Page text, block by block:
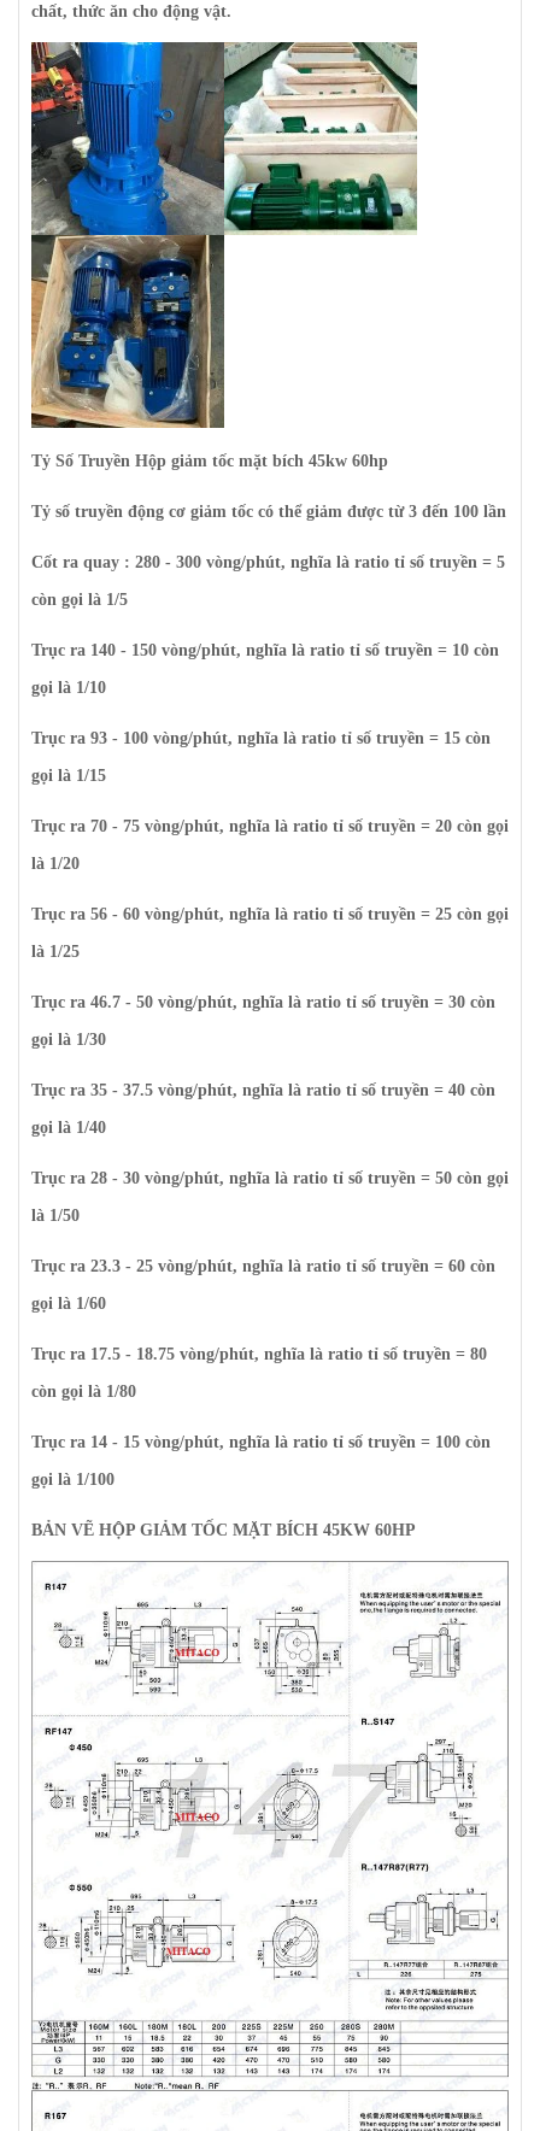
chất, thức ăn cho động vật.
Tỷ Số Truyền Hộp giảm tốc mặt bích 45kw 60hp
Tỷ số truyền động cơ giảm tốc có thể giảm được từ 3 đến 100 lần
Cốt ra quay : 280 - 300 vòng/phút, nghĩa là ratio tỉ số truyền = 5
còn gọi là 1/5
Trục ra 140 - 150 vòng/phút, nghĩa là ratio tỉ số truyền = 10 còn
gọi là 1/10
Trục ra 93 - 100 vòng/phút, nghĩa là ratio tỉ số truyền = 15 còn
gọi là 1/15
Trục ra 70 - 75 vòng/phút, nghĩa là ratio tỉ số truyền = 20 còn gọi
là 1/20
Trục ra 56 - 60 vòng/phút, nghĩa là ratio tỉ số truyền = 25 còn gọi
là 1/25
Trục ra 46.7 - 50 vòng/phút, nghĩa là ratio tỉ số truyền = 30 còn
gọi là 1/30
Trục ra 35 - 37.5 vòng/phút, nghĩa là ratio tỉ số truyền = 40 còn
gọi là 1/40
Trục ra 28 - 30 vòng/phút, nghĩa là ratio tỉ số truyền = 50 còn gọi
là 1/50
Trục ra 23.3 - 25 vòng/phút, nghĩa là ratio tỉ số truyền = 60 còn
gọi là 1/60
Trục ra 17.5 - 18.75 vòng/phút, nghĩa là ratio tỉ số truyền = 80
còn gọi là 1/80
Trục ra 14 - 15 vòng/phút, nghĩa là ratio tỉ số truyền = 100 còn
gọi là 1/100
BẢN VẼ HỘP GIẢM TỐC MẶT BÍCH 45KW 60HP